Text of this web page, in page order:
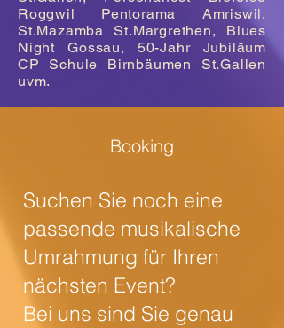
Roggwil Pentorama Amriswil,
St.Mazamba St.Margrethen, Blues
Night Gossau, 50-Jahr Jubiläum
CP Schule Birnbäumen St.Gallen
uvm.
Booking
Suchen Sie noch eine
passende musikalische
Umrahmung für Ihren
nächsten Event?
Bei uns sind Sie genau